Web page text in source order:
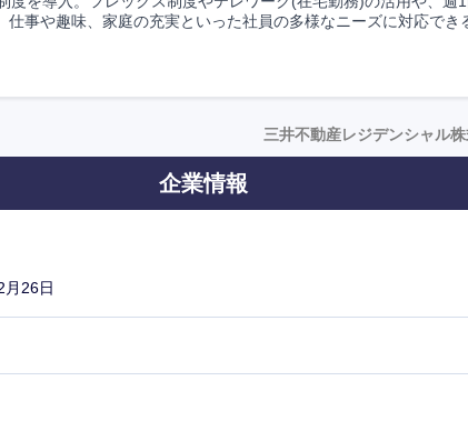
事や趣味、家庭の充実といった社員の多様なニーズに対応でき
三井不動産レジデンシャル
企業情報
月26日